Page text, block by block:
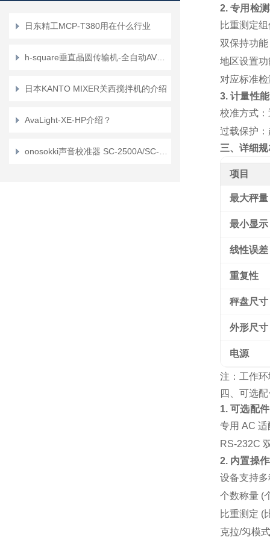
日东精工MCP-T380用在什么行业
日本KANTO MIXER关西搅拌机的介绍
AvaLight-XE-HP介绍？
2. 专用检
比重测定组
双保持功能
地区设置功
对应标准
3. 计量性能
校准方式：
过载保护
三、详细
项目
最大秤
最小显示
线性误差
重复性
秤盘尺寸
外形尺寸
电源
注：工作
四、可选
1. 可选配
专用 AC 适
RS-232C
2. 内置操
设备支持
个数称量(
比重测定 (
克拉/匁模式